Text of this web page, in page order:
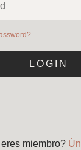
LOGIN
miembro?